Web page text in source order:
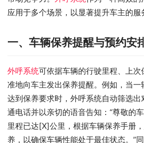
应用于多个场景，以显著提升车主的服
一、车辆保养提醒与预约安
外呼系统可依据车辆的行驶里程、上
准地向车主发出保养提醒。例如，当
达到保养要求时，外呼系统自动筛选
通电话并以亲切的语音告知：“尊敬的
里程已达[X]公里，根据车辆保养手册
养，以确保车辆性能处于最佳状态。”